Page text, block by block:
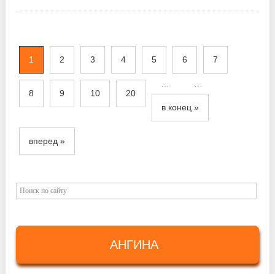
1 2 3 4 5 6 7
8 9 10
20
в конец »
вперед »
АНГИНА